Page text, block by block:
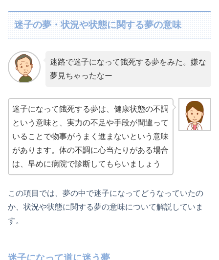
迷子の夢・状況や状態に関する夢の意味
迷路で迷子になって餓死する夢をみた。嫌な
夢見ちゃったなー
迷子になって餓死する夢は、健康状態の不調
という意味と、実力の不足や手段が間違って
いることで物事がうまく進まないという意味
があります。体の不調に心当たりがある場合
は、早めに病院で診断してもらいましょう
この項目では、夢の中で迷子になってどうなっていたの
か、状況や状態に関する夢の意味について解説していま
す。
迷子になって道に迷う夢